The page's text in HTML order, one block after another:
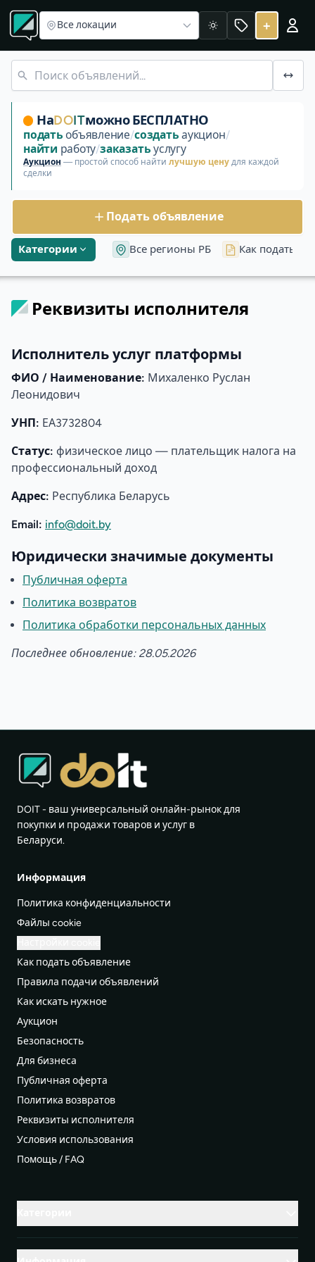
Реквизиты исполнителя
Официальные сведения об операторе и исполнителе
Все локации Светлая +
Категории Все регионы РБ Как подать
НаDOITможно БЕСПЛАТНО
подать объявление/создать аукцион/
найти работу/заказать услугу
Аукцион — простой способ найти лучшую цену для каждой
сделки
Подать объявление
Реквизиты исполнителя
Исполнитель услуг платформы
ФИО / Наименование: Михаленко Руслан
Леонидович
УНП: ЕА3732804
Статус: физическое лицо — плательщик налога на
профессиональный доход
Адрес: Республика Беларусь
Email: info@doit.by
Юридически значимые документы
Публичная оферта
Политика возвратов
Политика обработки персональных данных
Последнее обновление: 28.05.2026
DOIT - ваш универсальный онлайн-рынок для
покупки и продажи товаров и услуг в
Беларуси.
Информация
Политика конфиденциальности
Файлы cookie
Как подать объявление
Правила подачи объявлений
Как искать нужное
Аукцион
Безопасность
Для бизнеса
Публичная оферта
Политика возвратов
Реквизиты исполнителя
Условия использования
Помощь / FAQ